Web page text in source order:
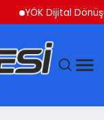
YÖK Dijital Dönüşüm